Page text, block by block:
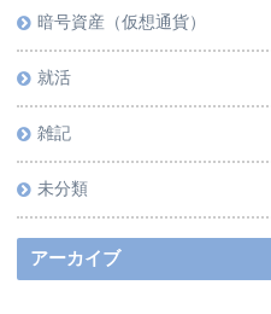
暗号資産（仮想通貨）
就活
雑記
未分類
アーカイブ